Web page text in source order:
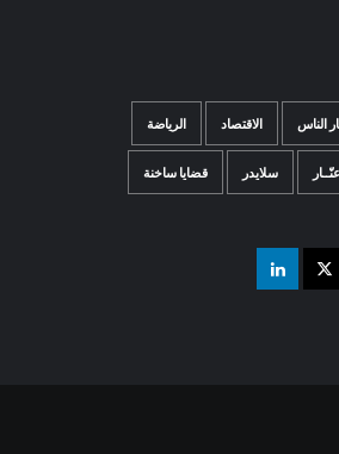
الناس الاقتصاد الرياضة
سلايدر قضايا ساخنة